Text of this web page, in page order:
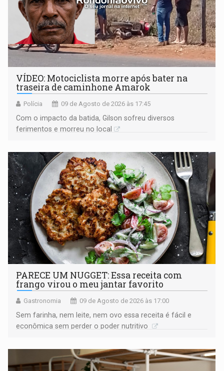
VÍDEO: Motociclista morre após bater na
traseira de caminhone Amarok
Polícia 09 de Agosto de 2026 às 17:45
​Com o impacto da batida, Gilson sofreu diversos
ferimentos e morreu no local
PARECE UM NUGGET: Essa receita com
frango virou o meu jantar favorito
Gastronomia 09 de Agosto de 2026 às 17:00
Sem farinha, nem leite, nem ovo essa receita é fácil e
econômica sem perder o poder nutritivo